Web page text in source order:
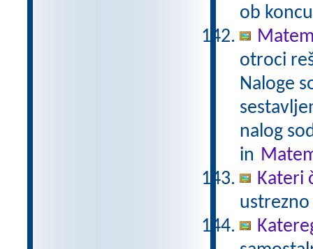
ob
otroci
Naloge
nalog
in
Kateri